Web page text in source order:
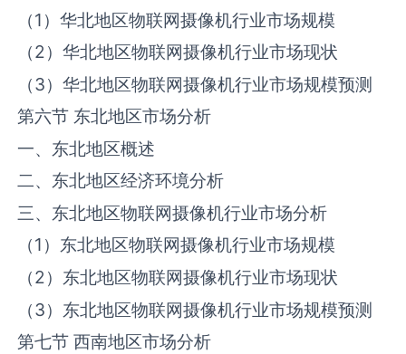
（1）华北地区物联网摄像机行业市场规模
（2）华北地区物联网摄像机行业市场现状
（3）华北地区物联网摄像机行业市场规模预测
第六节 东北地区市场分析
一、东北地区概述
二、东北地区经济环境分析
三、东北地区物联网摄像机行业市场分析
（1）东北地区物联网摄像机行业市场规模
（2）东北地区物联网摄像机行业市场现状
（3）东北地区物联网摄像机行业市场规模预测
第七节 西南地区市场分析